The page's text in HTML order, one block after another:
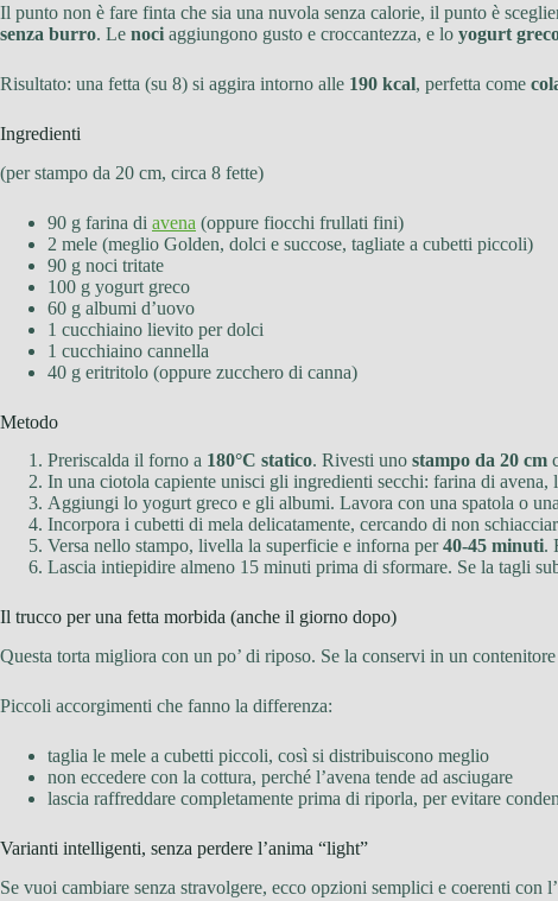
Il punto non è fare finta che sia una nuvola senza calorie, il punto è
senza burro. Le noci aggiungono gusto e croccantezza, e lo yogurt
Risultato: una fetta (su 8) si aggira intorno alle 190 kcal, perfetta come
Ingredienti
(per stampo da 20 cm, circa 8 fette)
90 g farina di avena (oppure fiocchi frullati fini)
2 mele (meglio Golden, dolci e succose, tagliate a cubetti piccoli)
90 g noci tritate
100 g yogurt greco
60 g albumi d’uovo
1 cucchiaino lievito per dolci
1 cucchiaino cannella
40 g eritritolo (oppure zucchero di canna)
Metodo
Preriscalda il forno a 180°C statico. Rivesti uno stampo da 20 cm
In una ciotola capiente unisci gli ingredienti secchi: farina di
Aggiungi lo yogurt greco e gli albumi. Lavora con una spatola o
Incorpora i cubetti di mela delicatamente, cercando di non
Versa nello stampo, livella la superficie e inforna per40-45 minuti.
Lascia intiepidire almeno 15 minuti prima di sformare. Se la tagli
Il trucco per una fetta morbida (anche il giorno dopo)
Questa torta migliora con un po’ di riposo. Se la conservi in un
Piccoli accorgimenti che fanno la differenza:
taglia le mele a cubetti piccoli, così si distribuiscono meglio
non eccedere con la cottura, perché l’avena tende ad asciugare
lascia raffreddare completamente prima di riporla, per evitare
Varianti intelligenti, senza perdere l’anima “light”
Se vuoi cambiare senza stravolgere, ecco opzioni semplici e coerenti con